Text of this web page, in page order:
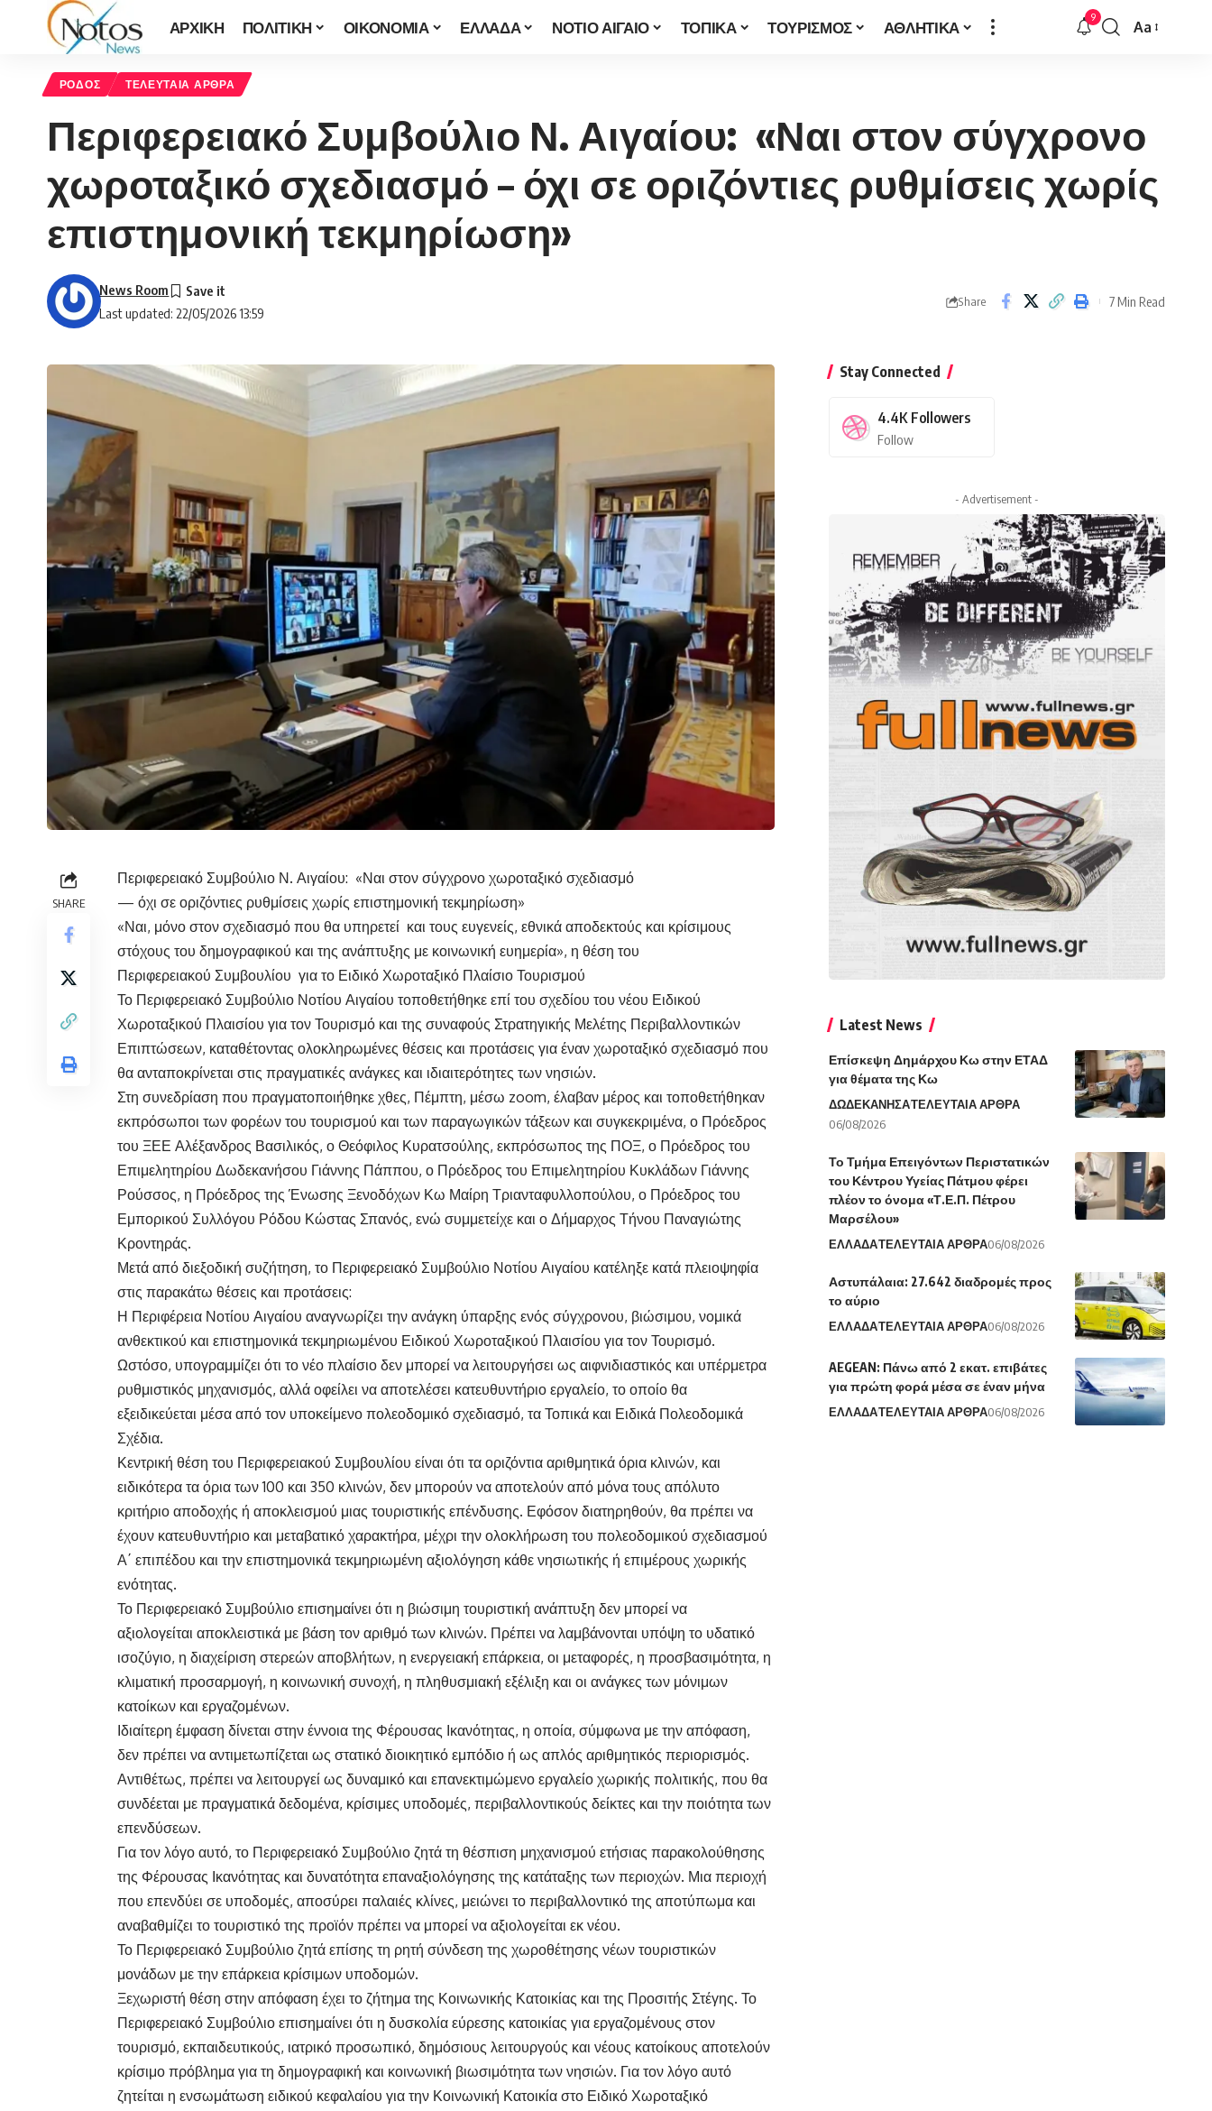
ΑΡΧΙΚΗ ΠΟΛΙΤΙΚΗ ΟΙΚΟΝΟΜΙΑ ΕΛΛΑΔΑ ΝΟΤΙΟ ΑΙΓΑΙΟ ΤΟΠΙΚΑ ΤΟΥΡΙΣΜΟΣ ΑΘΛΗΤΙΚΑ 9
Font
Aa
ΡΟΔΟΣ ΤΕΛΕΥΤΑΙΑ ΑΡΘΡΑ
Περιφερειακό Συμβούλιο Ν. Αιγαίου: «Ναι στον σύγχρονο
χωροταξικό σχεδιασμό – όχι σε οριζόντιες ρυθμίσεις χωρίς
επιστημονική τεκμηρίωση»
Last updated: 22/05/2026 13:59
News Room
Share 7 Min Read
SHARE
Περιφερειακό Συμβούλιο Ν. Αιγαίου: «Ναι στον σύγχρονο χωροταξικό σχεδιασμό
— όχι σε οριζόντιες ρυθμίσεις χωρίς επιστημονική τεκμηρίωση»
«Ναι, μόνο στον σχεδιασμό που θα υπηρετεί και τους ευγενείς, εθνικά αποδεκτούς και κρίσιμους
στόχους του δημογραφικού και της ανάπτυξης με κοινωνική ευημερία», η θέση του
Περιφερειακού Συμβουλίου για το Ειδικό Χωροταξικό Πλαίσιο Τουρισμού
Το Περιφερειακό Συμβούλιο Νοτίου Αιγαίου τοποθετήθηκε επί του σχεδίου του νέου Ειδικού
Χωροταξικού Πλαισίου για τον Τουρισμό και της συναφούς Στρατηγικής Μελέτης Περιβαλλοντικών
Επιπτώσεων, καταθέτοντας ολοκληρωμένες θέσεις και προτάσεις για έναν χωροταξικό σχεδιασμό που
θα ανταποκρίνεται στις πραγματικές ανάγκες και ιδιαιτερότητες των νησιών.
Στη συνεδρίαση που πραγματοποιήθηκε χθες, Πέμπτη, μέσω zoom, έλαβαν μέρος και τοποθετήθηκαν
εκπρόσωποι των φορέων του τουρισμού και των παραγωγικών τάξεων και συγκεκριμένα, ο Πρόεδρος
του ΞΕΕ Αλέξανδρος Βασιλικός, ο Θεόφιλος Κυρατσούλης, εκπρόσωπος της ΠΟΞ, ο Πρόεδρος του
Επιμελητηρίου Δωδεκανήσου Γιάννης Πάππου, ο Πρόεδρος του Επιμελητηρίου Κυκλάδων Γιάννης
Ρούσσος, η Πρόεδρος της Ένωσης Ξενοδόχων Κω Μαίρη Τριανταφυλλοπούλου, ο Πρόεδρος του
Εμπορικού Συλλόγου Ρόδου Κώστας Σπανός, ενώ συμμετείχε και ο Δήμαρχος Τήνου Παναγιώτης
Κροντηράς.
Μετά από διεξοδική συζήτηση, το Περιφερειακό Συμβούλιο Νοτίου Αιγαίου κατέληξε κατά πλειοψηφία
στις παρακάτω θέσεις και προτάσεις:
Η Περιφέρεια Νοτίου Αιγαίου αναγνωρίζει την ανάγκη ύπαρξης ενός σύγχρονου, βιώσιμου, νομικά
ανθεκτικού και επιστημονικά τεκμηριωμένου Ειδικού Χωροταξικού Πλαισίου για τον Τουρισμό.
Ωστόσο, υπογραμμίζει ότι το νέο πλαίσιο δεν μπορεί να λειτουργήσει ως αιφνιδιαστικός και υπέρμετρα
ρυθμιστικός μηχανισμός, αλλά οφείλει να αποτελέσει κατευθυντήριο εργαλείο, το οποίο θα
εξειδικεύεται μέσα από τον υποκείμενο πολεοδομικό σχεδιασμό, τα Τοπικά και Ειδικά Πολεοδομικά
Σχέδια.
Κεντρική θέση του Περιφερειακού Συμβουλίου είναι ότι τα οριζόντια αριθμητικά όρια κλινών, και
ειδικότερα τα όρια των 100 και 350 κλινών, δεν μπορούν να αποτελούν από μόνα τους απόλυτο
κριτήριο αποδοχής ή αποκλεισμού μιας τουριστικής επένδυσης. Εφόσον διατηρηθούν, θα πρέπει να
έχουν κατευθυντήριο και μεταβατικό χαρακτήρα, μέχρι την ολοκλήρωση του πολεοδομικού σχεδιασμού
Α΄ επιπέδου και την επιστημονικά τεκμηριωμένη αξιολόγηση κάθε νησιωτικής ή επιμέρους χωρικής
ενότητας.
Το Περιφερειακό Συμβούλιο επισημαίνει ότι η βιώσιμη τουριστική ανάπτυξη δεν μπορεί να
αξιολογείται αποκλειστικά με βάση τον αριθμό των κλινών. Πρέπει να λαμβάνονται υπόψη το υδατικό
ισοζύγιο, η διαχείριση στερεών αποβλήτων, η ενεργειακή επάρκεια, οι μεταφορές, η προσβασιμότητα, η
κλιματική προσαρμογή, η κοινωνική συνοχή, η πληθυσμιακή εξέλιξη και οι ανάγκες των μόνιμων
κατοίκων και εργαζομένων.
Ιδιαίτερη έμφαση δίνεται στην έννοια της Φέρουσας Ικανότητας, η οποία, σύμφωνα με την απόφαση,
δεν πρέπει να αντιμετωπίζεται ως στατικό διοικητικό εμπόδιο ή ως απλός αριθμητικός περιορισμός.
Αντιθέτως, πρέπει να λειτουργεί ως δυναμικό και επανεκτιμώμενο εργαλείο χωρικής πολιτικής, που θα
συνδέεται με πραγματικά δεδομένα, κρίσιμες υποδομές, περιβαλλοντικούς δείκτες και την ποιότητα των
επενδύσεων.
Για τον λόγο αυτό, το Περιφερειακό Συμβούλιο ζητά τη θέσπιση μηχανισμού ετήσιας παρακολούθησης
της Φέρουσας Ικανότητας και δυνατότητα επαναξιολόγησης της κατάταξης των περιοχών. Μια περιοχή
που επενδύει σε υποδομές, αποσύρει παλαιές κλίνες, μειώνει το περιβαλλοντικό της αποτύπωμα και
αναβαθμίζει το τουριστικό της προϊόν πρέπει να μπορεί να αξιολογείται εκ νέου.
Το Περιφερειακό Συμβούλιο ζητά επίσης τη ρητή σύνδεση της χωροθέτησης νέων τουριστικών
μονάδων με την επάρκεια κρίσιμων υποδομών.
Ξεχωριστή θέση στην απόφαση έχει το ζήτημα της Κοινωνικής Κατοικίας και της Προσιτής Στέγης. Το
Περιφερειακό Συμβούλιο επισημαίνει ότι η δυσκολία εύρεσης κατοικίας για εργαζομένους στον
τουρισμό, εκπαιδευτικούς, ιατρικό προσωπικό, δημόσιους λειτουργούς και νέους κατοίκους αποτελούν
κρίσιμο πρόβλημα για τη δημογραφική και κοινωνική βιωσιμότητα των νησιών. Για τον λόγο αυτό
ζητείται η ενσωμάτωση ειδικού κεφαλαίου για την Κοινωνική Κατοικία στο Ειδικό Χωροταξικό
Stay Connected
4.4K Followers
Follow
- Advertisement -
Latest News
Επίσκεψη Δημάρχου Κω στην ΕΤΑΔ
για θέματα της Κω
ΔΩΔΕΚΑΝΗΣΑΤΕΛΕΥΤΑΙΑ ΑΡΘΡΑ
06/08/2026
Το Τμήμα Επειγόντων Περιστατικών
του Κέντρου Υγείας Πάτμου φέρει
πλέον το όνομα «Τ.Ε.Π. Πέτρου
Μαρσέλου»
ΕΛΛΑΔΑΤΕΛΕΥΤΑΙΑ ΑΡΘΡΑ06/08/2026
Αστυπάλαια: 27.642 διαδρομές προς
το αύριο
ΕΛΛΑΔΑΤΕΛΕΥΤΑΙΑ ΑΡΘΡΑ06/08/2026
AEGEAN: Πάνω από 2 εκατ. επιβάτες
για πρώτη φορά μέσα σε έναν μήνα
ΕΛΛΑΔΑΤΕΛΕΥΤΑΙΑ ΑΡΘΡΑ06/08/2026